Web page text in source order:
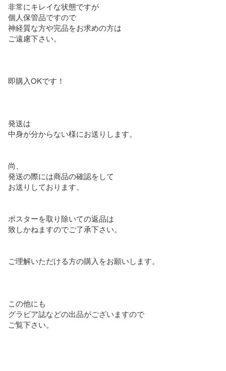
非常にキレイな状態ですが
個人保管品ですので
神経質な方や完品をお求めの方は
ご遠慮下さい。
即購入OKです！
発送は
中身が分からない様にお送りします。
尚、
発送の際には商品の確認をして
お送りしております。
ポスターを取り除いての返品は
致しかねますのでご了承下さい。
ご理解いただける方の購入をお願いします。
この他にも
グラビア誌などの出品がございますので
ご覧下さい。